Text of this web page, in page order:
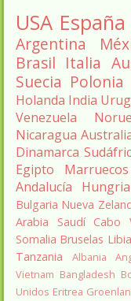
USA España
Argentina
Brasil Italia
Suecia Polonia
Holanda India
Venezuela
Nicaragua
Dinamarca
Egipto
Marruecos
Andalucía
Hungria
Bulgaria Nueva
Arabia Saudí Cabo
Somalia Bruselas Libia
Tanzania
Albania
Vietnam Bangladesh
Unidos Eritrea